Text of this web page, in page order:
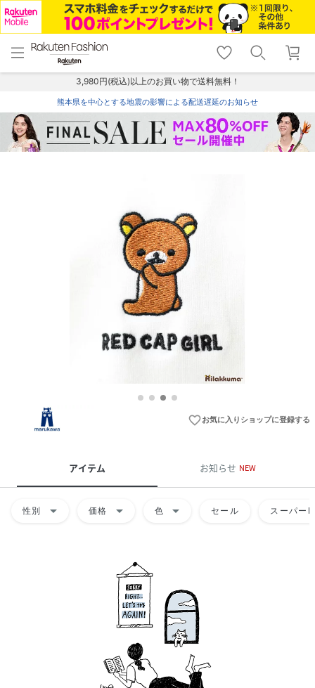
menu home
トップ
shopping_cart lock_outline
ログイン
3,980円(税込)以上のお買い物で送料無料！
熊本県を中心とする地震の影響による配送遅延のお知らせ
favorite_borderお気に入りショップに登録する
アイテム お知らせ NEW
性別 arrow_drop_down 価格 arrow_drop_down 色 arrow_drop_down セール スーパー